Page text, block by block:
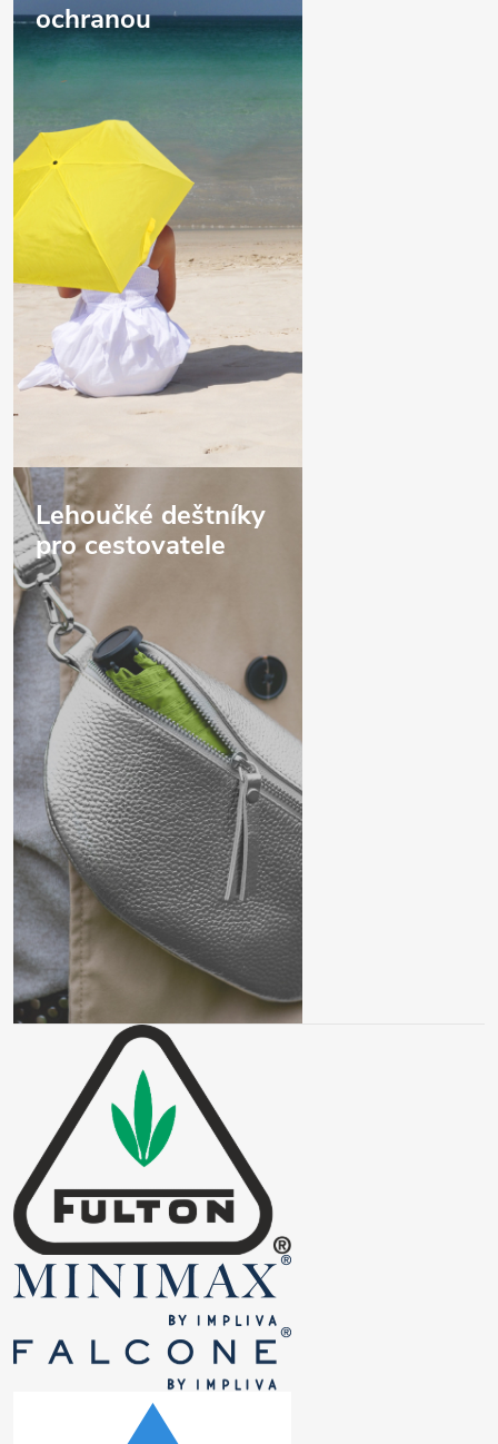
ochranou
Lehoučké deštníky
pro cestovatele